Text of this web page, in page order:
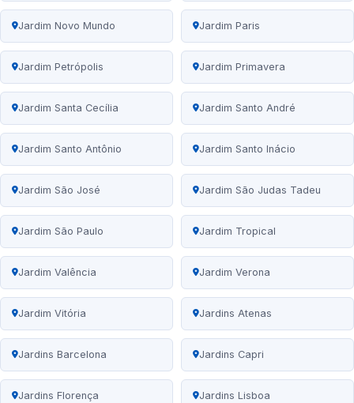
Jardim Novo Mundo Jardim Paris
Jardim Petrópolis Jardim Primavera
Jardim Santa Cecília Jardim Santo André
Jardim Santo Antônio Jardim Santo Inácio
Jardim São José Jardim São Judas Tadeu
Jardim São Paulo Jardim Tropical
Jardim Valência Jardim Verona
Jardim Vitória Jardins Atenas
Jardins Barcelona Jardins Capri
Jardins Florença Jardins Lisboa